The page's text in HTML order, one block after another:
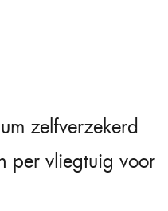
zelfverzekerd
per vliegtuig voor